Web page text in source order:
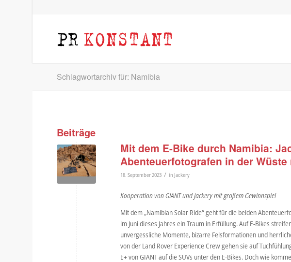
Schlagwortarchiv für: Namibia
Beiträge
Mit dem E-Bike durch Namibia:
Abenteuerfotografen in der Wüste
18. September 2023 / in Jackery
Kooperation von GIANT und Jackery mit großem Gewinnspiel
Mit dem „Namibian Solar Ride“ geht für die beiden
im Juni dieses Jahres ein Traum in Erfüllung. Auf E-Bikes
unvergessliche Momente, bizarre Felsformationen und
von der Land Rover Experience Crew gehen sie auf
E+ von GIANT auf die SUVs unter den E-Bikes. Doch wie